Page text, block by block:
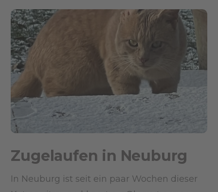
Zugelaufen in Neuburg
In Neuburg ist seit ein paar Wochen dieser